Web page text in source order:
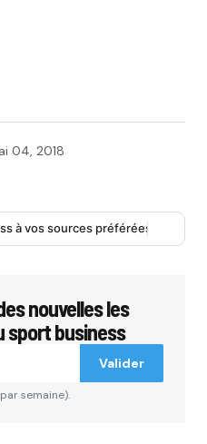
04, 2018
à vos sources préférées
nouvelles les
sport business
Valider
semaine).